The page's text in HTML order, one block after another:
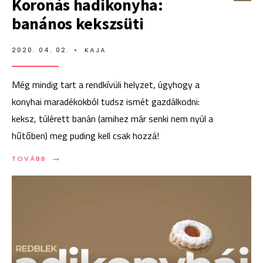
Koronás hadikonyha:
banános kekszsüti
2020. 04. 02. • KAJA
Még mindig tart a rendkívüli helyzet, úgyhogy a
konyhai maradékokból tudsz ismét gazdálkodni:
keksz, túlérett banán (amihez már senki nem nyúl a
hűtőben) meg puding kell csak hozzá!
TOVÁBB →
TOVÁBB: